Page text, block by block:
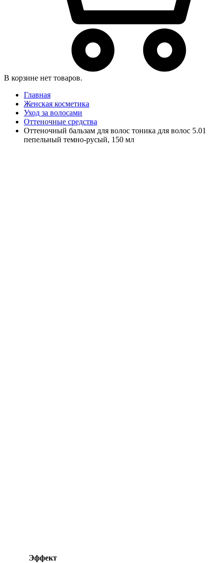
В корзине нет товаров.
Главная
Женская косметика
Уход за волосами
Оттеночные средства
Оттеночный бальзам для волос тоника для волос 5.01
пепельный темно-русый, 150 мл
Эффект